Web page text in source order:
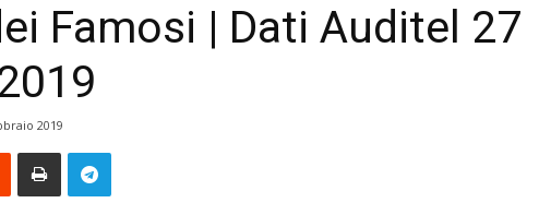
Famosi | Dati Auditel 27
2019